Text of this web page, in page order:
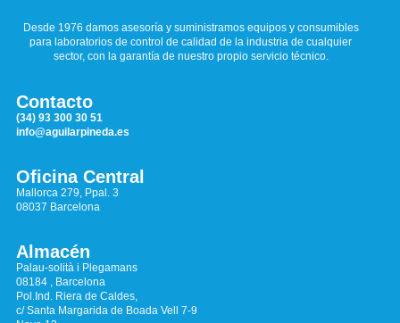
Desde 1976 damos asesoría y suministramos equipos y consumibles
para laboratorios de control de calidad de la industria de cualquier
sector, con la garantía de nuestro propio servicio técnico.
Contacto
(34) 93 300 30 51
info@aguilarpineda.es
Oficina Central
Mallorca 279, Ppal. 3
08037 Barcelona
Almacén
Palau-solità i Plegamans
08184 , Barcelona
Pol.Ind. Riera de Caldes,
c/ Santa Margarida de Boada Vell 7-9